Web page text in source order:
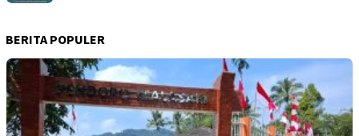
BERITA POPULER